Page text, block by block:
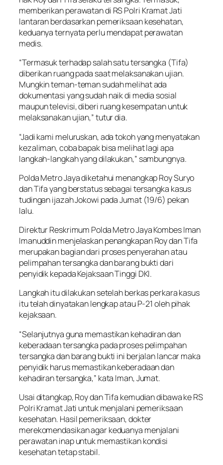
memberikan perawatan di RS Polri Kramat Jati
lantaran berdasarkan pemeriksaan kesehatan,
keduanya ternyata perlu mendapat perawatan
medis.
“Termasuk terhadap salah satu tersangka (Tifa)
diberikan ruang pada saat melaksanakan ujian.
Mungkin teman-teman sudah melihat ada
dokumentasi yang sudah naik di media sosial
maupun televisi, diberi ruang kesempatan untuk
melaksanakan ujian,” tutur dia.
“Jadi kami meluruskan, ada tokoh yang menyatakan
kezaliman, coba bapak bisa melihat lagi apa
langkah-langkah yang dilakukan,” sambungnya.
Polda Metro Jaya diketahui menangkap Roy Suryo
dan Tifa yang berstatus sebagai tersangka kasus
tudingan ijazah Jokowi pada Jumat (19/6) pekan
lalu.
Direktur Reskrimum Polda Metro Jaya Kombes Iman
Imanuddin menjelaskan penangkapan Roy dan Tifa
merupakan bagian dari proses penyerahan atau
pelimpahan tersangka dan barang bukti dari
penyidik kepada Kejaksaan Tinggi DKI.
Langkah itu dilakukan setelah berkas perkara kasus
itu telah dinyatakan lengkap atau P-21 oleh pihak
kejaksaan.
“Selanjutnya guna memastikan kehadiran dan
keberadaan tersangka pada proses pelimpahan
tersangka dan barang bukti ini berjalan lancar maka
penyidik harus memastikan keberadaan dan
kehadiran tersangka,” kata Iman, Jumat.
Usai ditangkap, Roy dan Tifa kemudian dibawa ke RS
Polri Kramat Jati untuk menjalani pemeriksaan
kesehatan. Hasil pemeriksaan, dokter
merekomendasikan agar keduanya menjalani
perawatan inap untuk memastikan kondisi
kesehatan tetap stabil.